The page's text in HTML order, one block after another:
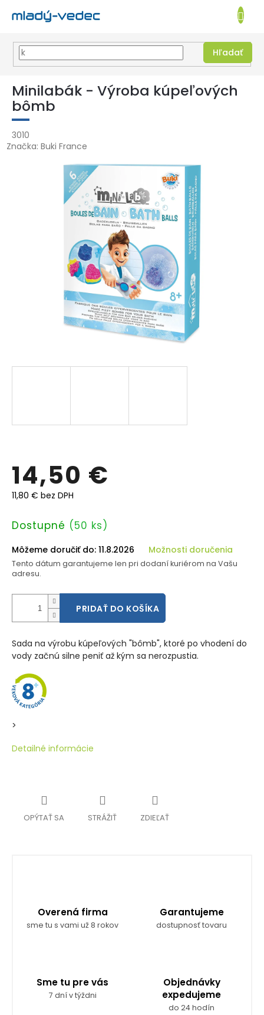
Prejsť
obsah
EUR
Hľadať
KOŠÍK
Minilabák - Výroba kúpeľových
bômb
3010
Značka: Buki France
14,50 €
11,80 € bez DPH
Jednotková
Dostupné (50 ks)
Môžeme doručiť do: 11.8.2026 Možnosti doručenia
Tento dátum garantujeme len pri dodaní kuriérom na Vašu
adresu.
PRIDAŤ DO KOŠÍKA
Sada na výrobu kúpeľových "bômb", ktoré po vhodení do
vody začnú silne peniť až kým sa nerozpustia.
>
Detailné informácie
OPÝTAŤ SA STRÁŽIŤ ZDIEĽAŤ
Overená firma
sme tu s vami už 8 rokov
Garantujeme
dostupnosť tovaru
Sme tu pre vás
7 dní v týždni
Objednávky
expedujeme
do 24 hodín